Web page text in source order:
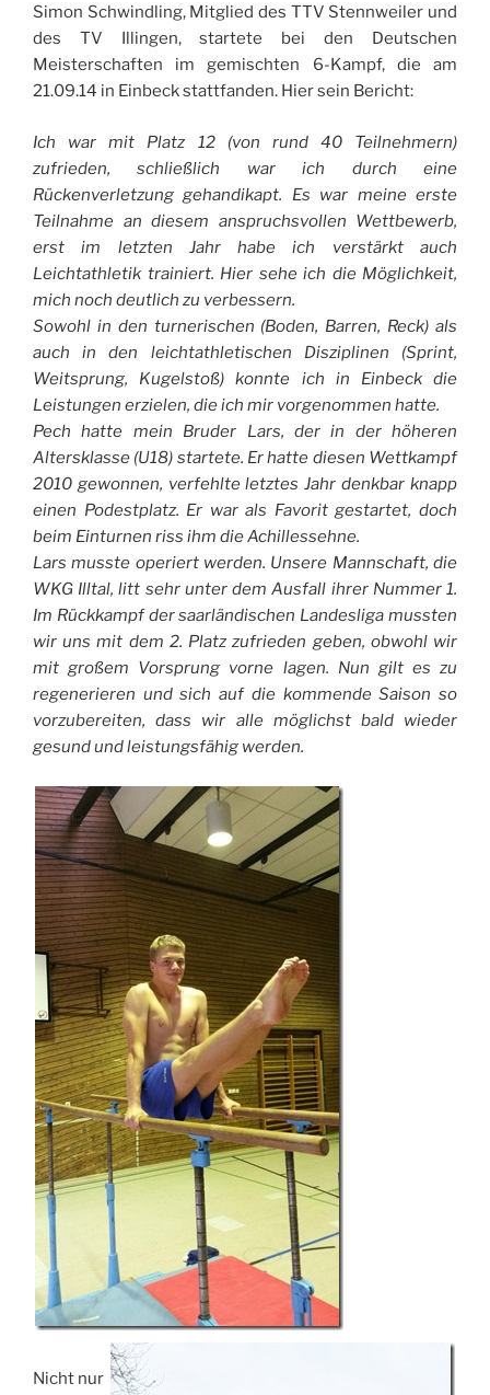
Simon Schwindling, Mitglied des TTV Stennweiler und
des TV Illingen, startete bei den Deutschen
Meisterschaften im gemischten 6-Kampf, die am
21.09.14 in Einbeck stattfanden. Hier sein Bericht:
Ich war mit Platz 12 (von rund 40 Teilnehmern)
zufrieden, schließlich war ich durch eine
Rückenverletzung gehandikapt. Es war meine erste
Teilnahme an diesem anspruchsvollen Wettbewerb,
erst im letzten Jahr habe ich verstärkt auch
Leichtathletik trainiert. Hier sehe ich die Möglichkeit,
mich noch deutlich zu verbessern.
Sowohl in den turnerischen (Boden, Barren, Reck) als
auch in den leichtathletischen Disziplinen (Sprint,
Weitsprung, Kugelstoß) konnte ich in Einbeck die
Leistungen erzielen, die ich mir vorgenommen hatte.
Pech hatte mein Bruder Lars, der in der höheren
Altersklasse (U18) startete. Er hatte diesen Wettkampf
2010 gewonnen, verfehlte letztes Jahr denkbar knapp
einen Podestplatz. Er war als Favorit gestartet, doch
beim Einturnen riss ihm die Achillessehne.
Lars musste operiert werden. Unsere Mannschaft, die
WKG Illtal, litt sehr unter dem Ausfall ihrer Nummer 1.
Im Rückkampf der saarländischen Landesliga mussten
wir uns mit dem 2. Platz zufrieden geben, obwohl wir
mit großem Vorsprung vorne lagen. Nun gilt es zu
regenerieren und sich auf die kommende Saison so
vorzubereiten, dass wir alle möglichst bald wieder
gesund und leistungsfähig werden.
Nicht nur